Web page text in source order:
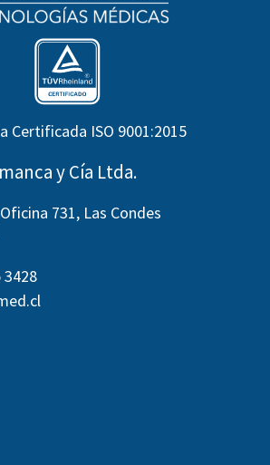
Certificada ISO 9001:2015
y Cía Ltda.
731, Las Condes
3428